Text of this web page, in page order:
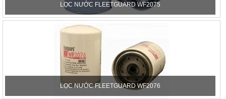
LỌC NƯỚC FLEETGUARD WF2075
LỌC NƯỚC FLEETGUARD WF2076